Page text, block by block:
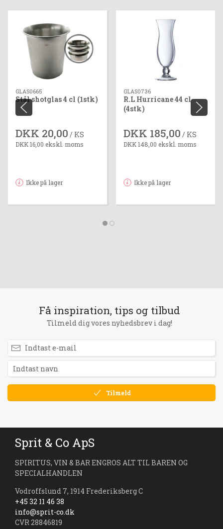
GLAS0665
Stål shotglas 4 cl (1stk)
DKK 20,00 / KS
DKK 16,00 ekskl. moms
Ikke på lager
GLAS0736
R.L Hurricane 44 cl
(4stk)
DKK 185,00 / KS
DKK 148,00 ekskl. moms
Ikke på lager
Få inspiration, tips og tilbud
Tilmeld dig vores nyhedsbrev i dag!
Tilmeld
Sprit & Co ApS
SPIRITUS, VIN & BAR ENGROS ALT TIL BAREN OG
SPECIALHANDLEN
Vodroffslund 7, 1914 Frederiksberg C
+45 32 11 46 38
info@sprit-co.dk
CVR 28846819